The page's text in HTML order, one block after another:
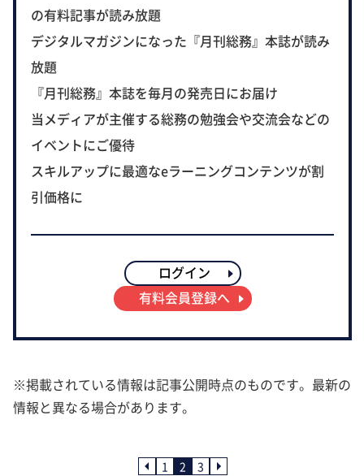
の有料記事が読み放題
デジタルマガジンになった『月刊総務』本誌が読み
放題
『月刊総務』本誌を毎月の発売日にお届け
当メディアが主催する総務の勉強会や交流会などの
イベントにご優待
スキルアップに最適なeラーニングコンテンツが割
引価格に
ログイン
有料会員登録へ
※掲載されている情報は記事公開時点のものです。最新の
情報と異なる場合があります。
1 2 3